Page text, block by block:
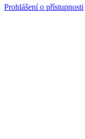
Prohlášení o přístupnosti